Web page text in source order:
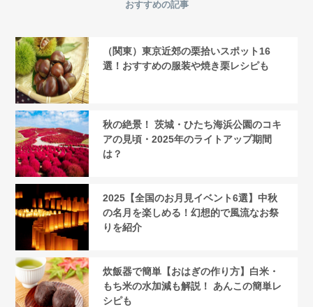
おすすめの記事
（関東）東京近郊の栗拾いスポット16
選！おすすめの服装や焼き栗レシピも
秋の絶景！ 茨城・ひたち海浜公園のコキ
アの見頃・2025年のライトアップ期間
は？
2025【全国のお月見イベント6選】中秋
の名月を楽しめる！幻想的で風流なお祭
りを紹介
炊飯器で簡単【おはぎの作り方】白米・
もち米の水加減も解説！ あんこの簡単レ
シピも